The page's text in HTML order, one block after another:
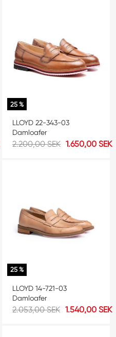
25 %
LLOYD 22-343-03
Damloafer
2.200,00 SEK 1.650,00 SEK
25 %
LLOYD 14-721-03
Damloafer
2.053,00 SEK 1.540,00 SEK